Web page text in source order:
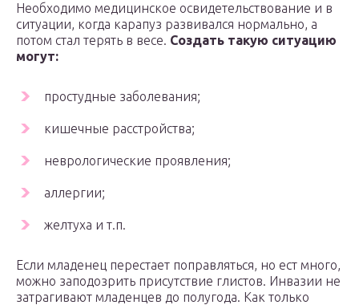
Необходимо медицинское освидетельствование и в
ситуации, когда карапуз развивался нормально, а
потом стал терять в весе. Создать такую ситуацию
могут:
простудные заболевания;
кишечные расстройства;
неврологические проявления;
аллергии;
желтуха и т.п.
Если младенец перестает поправляться, но ест много,
можно заподозрить присутствие глистов. Инвазии не
затрагивают младенцев до полугода. Как только